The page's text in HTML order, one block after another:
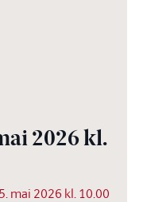
2026 kl.
mai 2026 kl. 10.00